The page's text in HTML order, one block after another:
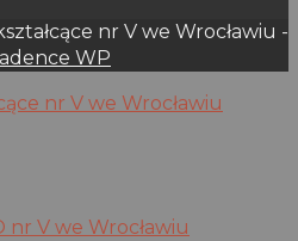
nr V we Wrocławiu -
WP
nr V we Wrocławiu